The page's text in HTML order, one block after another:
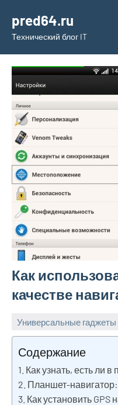
содержимому
pred64.ru
Технический блог IT
Как
качестве
Универсальные гаджеты
2023
Содержание
Как узнать, есть ли
Планшет-
Как установить GPS